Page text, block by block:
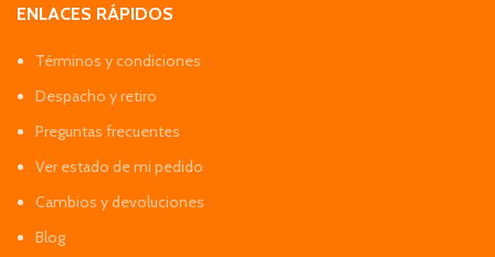
ENLACES RÁPIDOS
Términos y condiciones
Despacho y retiro
Preguntas frecuentes
Ver estado de mi pedido
Cambios y devoluciones
Blog